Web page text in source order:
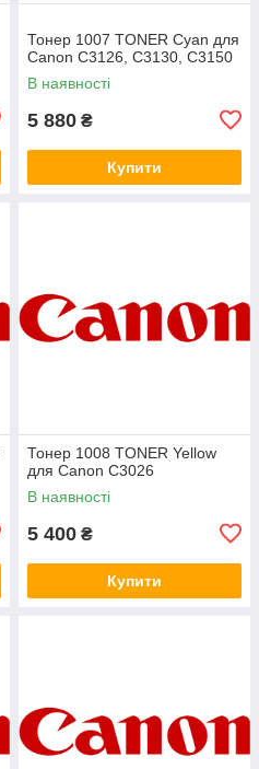
Тонер 1007 TONER Cyan для
Canon C3126, C3130, C3150
В наявності
5 880 ₴
Купити
Тонер 1008 TONER Yellow
для Canon C3026
В наявності
5 400 ₴
Купити